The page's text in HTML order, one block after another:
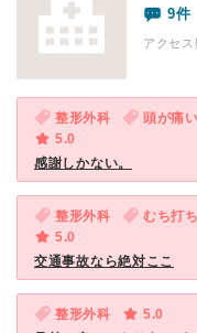
9件
アクセ
整形外科
頭が痛
5.0
感謝しかない。
整形外科 むち打
5.0
交通事故なら絶対ここ
整形外科
5.0